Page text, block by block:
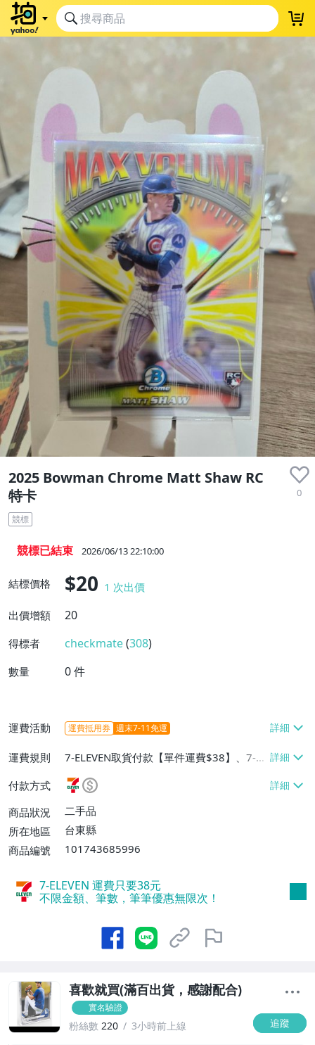
2025 Bowman Chrome Matt Shaw RC
特卡
0
競標
競標已結束 2026/06/13 22:10:00
結標價格 $20 1 次出價
出價增額
20
得標者 checkmate(308)
數量 0件
運費活動 運費抵用券 週末7-11免運
運費規則
7-ELEVEN取貨付款【單件運費$38】、7-EL
EVEN取貨不付款【單件運費$38】
付款方式
商品狀況
二手品
所在地區
台東縣
商品編號
101743685996
7-ELEVEN 運費只要38元
不限金額、筆數，筆筆優惠無限次！
喜歡就買(滿百出貨，感謝配合)
實名驗證
粉絲數 220 3小時前上線 追蹤